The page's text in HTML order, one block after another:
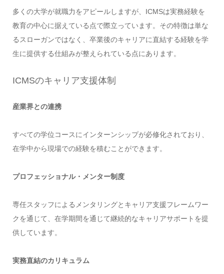
多くの大学が就職力をアピールしますが、ICMSは実務経験を
教育の中心に据えている点で際立っています。その特徴は単な
るスローガンではなく、卒業後のキャリアに直結する経験を学
生に提供する仕組みが整えられている点にあります。
ICMSのキャリア支援体制
産業界との連携
すべての学位コースにインターンシップが必修化されており、
在学中から現場での経験を積むことができます。
プロフェッショナル・メンター制度
専任スタッフによるメンタリングとキャリア支援フレームワー
クを通じて、在学期間を通じて継続的なキャリアサポートを提
供しています。
実務直結のカリキュラム